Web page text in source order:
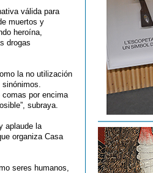
válida para
muertos y
heroína,
drogas
la no utilización
por encima
subraya.
aplaude la
organiza Casa
seres humanos,